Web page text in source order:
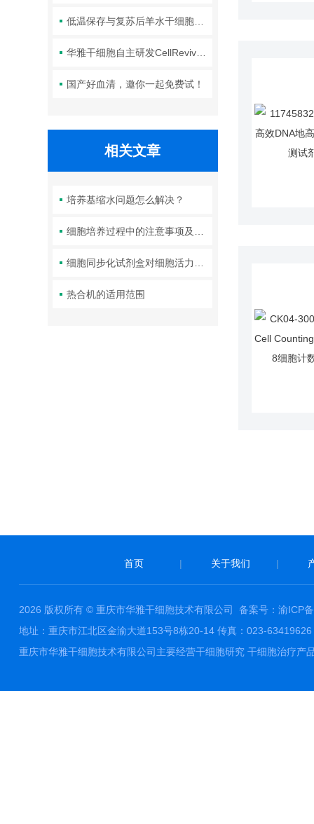
低温保存与复苏后羊水干细胞培养基的选择要点：维持细胞活性的关键因素
华雅干细胞自主研发CellRevive Supplement细胞急救万能添加剂正式开售
国产好血清，邀你一起免费试！
相关文章
培养基缩水问题怎么解决？
热合机的适用范围
首页 | 关于我们 |
2026 版权所有 © 重庆市华雅干细胞技术有限公司 备案号：渝ICP
地址：重庆市江北区金渝大道153号8栋20-14 传真：023-
重庆市华雅干细胞技术有限公司主要经营干细胞研究 干细胞治疗产